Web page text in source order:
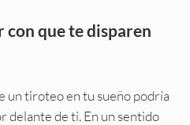
con que te disparen
un tiroteo en tu sueño podría
delante de ti. En un sentido